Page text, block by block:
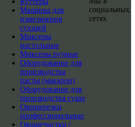
Машины для
измельчения
сухарей
Миксеры
настольные
Миксеры ручные
Оборудование для
производства
пасты (макарон)
Оборудование для
производства суши
Овощерезки
профессиональные
Овощечистки /
социальных
сетях